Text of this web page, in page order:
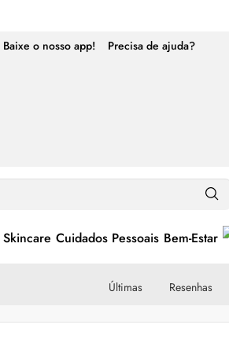
Baixe o nosso app! Precisa de ajuda?
Skincare Cuidados Pessoais Bem-Estar
Últimas Resenhas